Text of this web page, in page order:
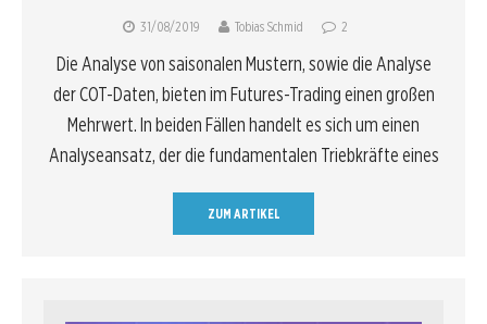
31/08/2019 Tobias Schmid 2
Die Analyse von saisonalen Mustern, sowie die Analyse
der COT-Daten, bieten im Futures-Trading einen großen
Mehrwert. In beiden Fällen handelt es sich um einen
Analyseansatz, der die fundamentalen Triebkräfte eines
ZUM ARTIKEL